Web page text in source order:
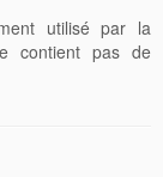
utilisé par la
contient pas de